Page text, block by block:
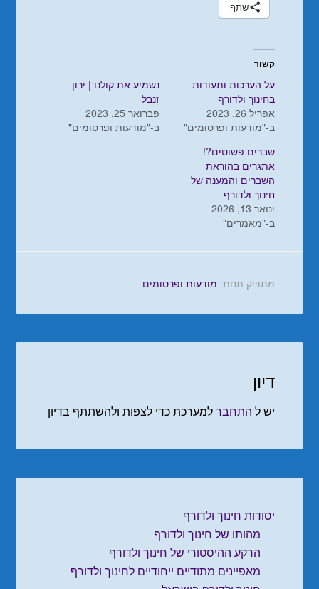
שתף
קשור
על הערכות ותעודות
בחינוך ולדורף
אפריל 26, 2023
ב-"מודעות ופרסומים"
נשמיע את קולנו | ירון
זנבל
פברואר 25, 2023
ב-"מודעות ופרסומים"
שברים פשוטים?!
אתגרים בהוראת
השברים והמענה של
חינוך ולדורף
ינואר 13, 2026
ב-"מאמרים"
מתוייק תחת: מודעות ופרסומים
דיון
יש ל התחברלמערכת כדי לצפות ולהשתתף בדיון
יסודות חינוך ולדורף
מהותו של חינוך ולדורף
הרקע ההיסטורי של חינוך ולדורף
מאפיינים מתודיים ייחודיים לחינוך ולדורף